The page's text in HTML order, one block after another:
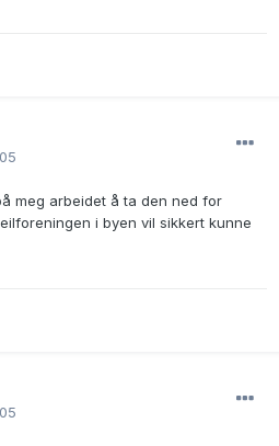
meg arbeidet å ta den ned for
i byen vil sikkert kunne